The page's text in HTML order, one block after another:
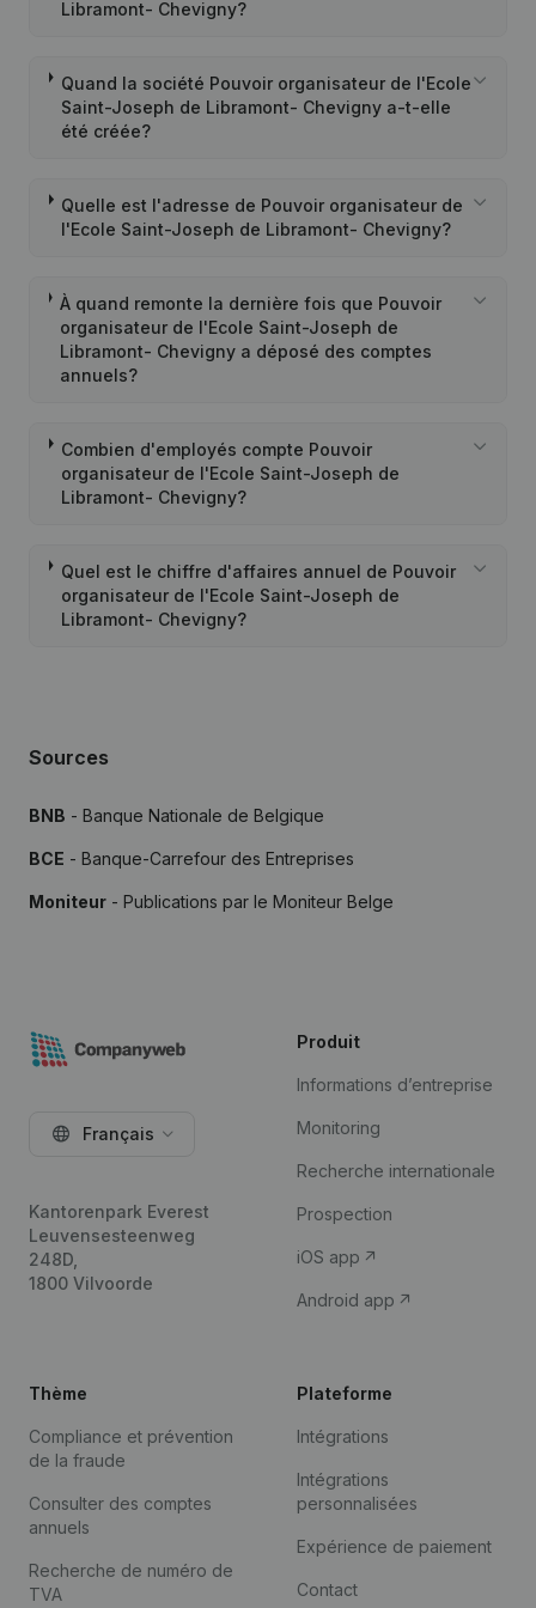
Libramont- Chevigny?
Quand la société Pouvoir organisateur de l'Ecole
Saint-Joseph de Libramont- Chevigny a-t-elle
été créée?
Quelle est l'adresse de Pouvoir organisateur de
l'Ecole Saint-Joseph de Libramont- Chevigny?
À quand remonte la dernière fois que Pouvoir
organisateur de l'Ecole Saint-Joseph de
Libramont- Chevigny a déposé des comptes
annuels?
Combien d'employés compte Pouvoir
organisateur de l'Ecole Saint-Joseph de
Libramont- Chevigny?
Quel est le chiffre d'affaires annuel de Pouvoir
organisateur de l'Ecole Saint-Joseph de
Libramont- Chevigny?
Sources
BNB - Banque Nationale de Belgique
BCE - Banque-Carrefour des Entreprises
Moniteur - Publications par le Moniteur Belge
Français
Kantorenpark Everest
Leuvensesteenweg
248D,
1800 Vilvoorde
Produit
Informations d’entreprise
Monitoring
Recherche internationale
Prospection
iOS app
Android app
Thème
Compliance et prévention
de la fraude
Consulter des comptes
annuels
Recherche de numéro de
TVA
Plateforme
Intégrations
Intégrations
personnalisées
Expérience de paiement
Contact